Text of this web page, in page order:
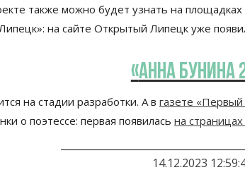
также можно будет узнать на площадках
»: на сайте Открытый Липецк уже
«Анна Бунина
на стадии разработки. А в газете «Первый
о поэтессе: первая появилась на
14.12.2023